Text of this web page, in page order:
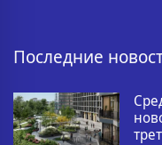
Последние